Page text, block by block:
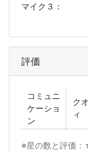
マイク３：
評価
コミュニ
ケーショ
ン
ク
ィ
※星の数と評価